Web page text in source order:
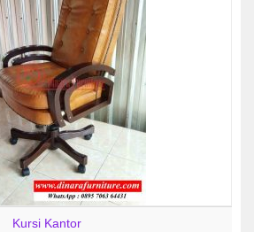
Kursi Kantor